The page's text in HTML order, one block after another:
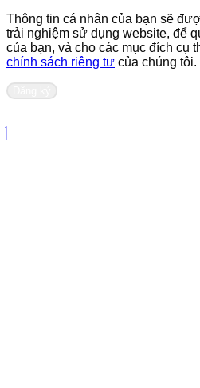
Thông tin cá nhân của bạn sẽ
trải nghiệm sử dụng website, để
của bạn, và cho các mục đích cụ
chính sách riêng tư của chúng tôi.